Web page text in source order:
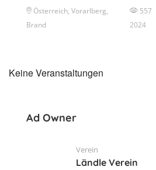
Österreich, Vorarlberg,
Brand
2024
Keine Veranstaltungen
Ad Owner
Verein
Ländle Verein